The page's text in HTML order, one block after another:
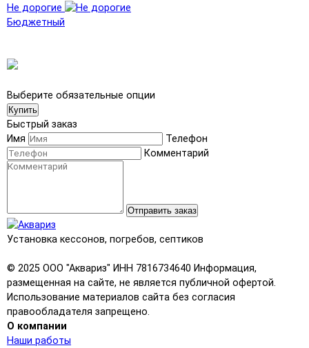
Не дорогие
Бюджетный
Выберите обязательные опции
Купить
Быстрый заказ
Имя
Телефон
Комментарий
Отправить заказ
Установка кессонов, погребов, септиков
© 2025 ООО "Аквариз" ИНН 7816734640 Информация,
размещенная на сайте, не является публичной офертой.
Использование материалов сайта без согласия
правообладателя запрещено.
О компании
Наши работы